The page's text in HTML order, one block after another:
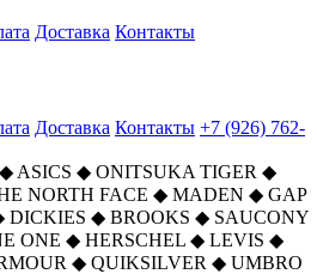
Доставка Контакты
Доставка Контакты +7 (926) 762-
◆ ASICS ◆ ONITSUKA TIGER ◆
NORTH FACE ◆ MADEN ◆ GAP
DICKIES ◆ BROOKS ◆ SAUCONY
ONE ◆ HERSCHEL ◆ LEVIS ◆
◆ QUIKSILVER ◆ UMBRO